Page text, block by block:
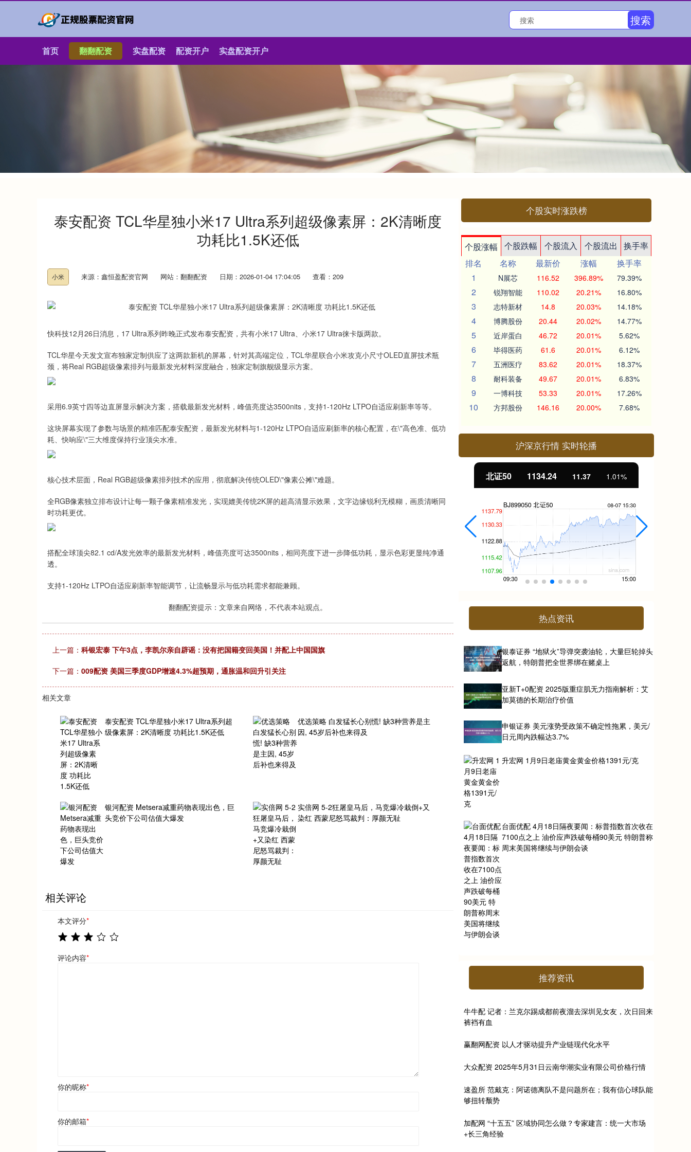
搜索
首页 翻翻配资 实盘配资 配资开户 实盘配资开户
泰安配资 TCL华星独小米17 Ultra系列超级像素屏：2K清晰度
功耗比1.5K还低
小米 来源：鑫恒盈配资官网 网站：翻翻配资 日期：2026-01-04 17:04:05 查看：209
快科技12月26日消息，17 Ultra系列昨晚正式发布泰安配资，共有小米17 Ultra、小米17 Ultra徕卡版两款。
TCL华星今天发文宣布独家定制供应了这两款新机的屏幕，针对其高端定位，TCL华星联合小米攻克小尺寸OLED直屏技术瓶
颈，将Real RGB超级像素排列与最新发光材料深度融合，独家定制旗舰级显示方案。
采用6.9英寸四等边直屏显示解决方案，搭载最新发光材料，峰值亮度达3500nits，支持1-120Hz LTPO自适应刷新率等等。
这块屏幕实现了参数与场景的精准匹配泰安配资，最新发光材料与1-120Hz LTPO自适应刷新率的核心配置，在\"高色准、低功
耗、快响应\"三大维度保持行业顶尖水准。
核心技术层面，Real RGB超级像素排列技术的应用，彻底解决传统OLED\"像素公摊\"难题。
全RGB像素独立排布设计让每一颗子像素精准发光，实现媲美传统2K屏的超高清显示效果，文字边缘锐利无模糊，画质清晰同
时功耗更优。
搭配全球顶尖82.1 cd/A发光效率的最新发光材料，峰值亮度可达3500nits，相同亮度下进一步降低功耗，显示色彩更显纯净通
透。
支持1-120Hz LTPO自适应刷新率智能调节，让流畅显示与低功耗需求都能兼顾。
翻翻配资提示：文章来自网络，不代表本站观点。
上一篇： 科银宏泰 下午3点，李凯尔亲自辟谣：没有把国籍变回美国！并配上中国国旗
下一篇： 009配资 美国三季度GDP增速4.3%超预期，通胀温和回升引关注
相关文章
泰安配资 TCL华星独小米17 Ultra系列超
级像素屏：2K清晰度 功耗比1.5K还低
优选策略 白发猛长心别慌! 缺3种营养是主
因, 45岁后补也来得及
银河配资 Metsera减重药物表现出色，巨
头竞价下公司估值大爆发
实倍网 5-2狂屠皇马后，马竞爆冷栽倒+又
染红 西蒙尼怒骂裁判：厚颜无耻
相关评论
本文评分*
评论内容*
你的昵称*
你的邮箱*
个股实时涨跌榜
个股涨幅 个股跌幅 个股流入 个股流出
换手率
排名
名称 最新价 涨幅
换手率
1
N展芯 116.52 396.89% 79.39%
2 锐翔智能 110.02 20.21% 16.80%
3 志特新材 14.8 20.03% 14.18%
4 博腾股份 20.44 20.02% 14.77%
5 近岸蛋白 46.72 20.01% 5.62%
6 毕得医药 61.6 20.01% 6.12%
7 五洲医疗 83.62 20.01% 18.37%
8 耐科装备 49.67 20.01% 6.83%
9 一博科技 53.33 20.01% 17.26%
10 方邦股份 146.16 20.00% 7.68%
沪深京行情 实时轮播
深证成指 14311.01 200.89 1.42% 沪深300 北证50 1134.24 11.37 1.01%
热点资讯
银泰证券 “地狱火”导弹突袭油轮，大量巨轮掉头
返航，特朗普把全世界绑在赌桌上
亚新T+0配资 2025版重症肌无力指南解析：艾
加莫德的长期治疗价值
申银证券 美元涨势受政策不确定性拖累，美元/
日元周内跌幅达3.7%
升宏网 1月9日老庙黄金黄金价格1391元/克
台面优配 4月18日隔夜要闻：标普指数首次收在
7100点之上 油价应声跌破每桶90美元 特朗普称
周末美国将继续与伊朗会谈
推荐资讯
牛牛配 记者：兰克尔踢成都前夜溜去深圳见女友，次日回来
裤裆有血
赢翻网配资 以人才驱动提升产业链现代化水平
大众配资 2025年5月31日云南华潮实业有限公司价格行情
速盈所 范戴克：阿诺德离队不是问题所在；我有信心球队能
够扭转颓势
加配网 “十五五” 区域协同怎么做？专家建言：统一大市场
+长三角经验